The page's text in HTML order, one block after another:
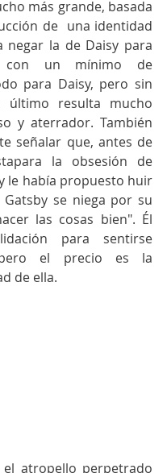
más grande, basada
de  una identidad
negar la de Daisy para
con un mínimo de
para Daisy, pero sin
último resulta mucho
y aterrador. También
señalar que, antes de
la obsesión de
le había propuesto huir
se niega por su
las cosas bien". Él
para sentirse
el precio es la
de ella.
atropello perpetrado